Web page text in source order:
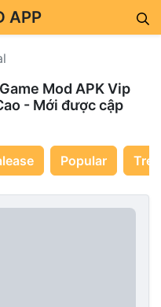
APP
Mod APK Vip
- Mới được cập
Popular